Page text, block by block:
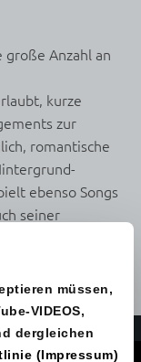
müssen,
VIDEOS,
dergleichen
(Impressum)
Anzahl an
kurze
zur
romantische
ebenso Songs
seiner
Zurück